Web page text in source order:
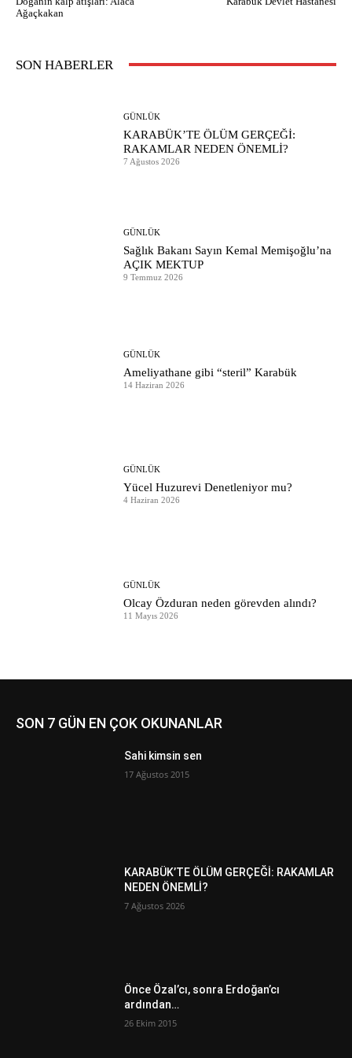
Ağaçkakan
SON HABERLER
GÜNLÜK
KARABÜK’TE ÖLÜM GERÇEĞİ:
RAKAMLAR NEDEN ÖNEMLİ?
7 Ağustos 2026
GÜNLÜK
Sağlık Bakanı Sayın Kemal Memişoğlu’na
AÇIK MEKTUP
9 Temmuz 2026
GÜNLÜK
Ameliyathane gibi “steril” Karabük
14 Haziran 2026
GÜNLÜK
Yücel Huzurevi Denetleniyor mu?
4 Haziran 2026
GÜNLÜK
Olcay Özduran neden görevden alındı?
11 Mayıs 2026
SON 7 GÜN EN ÇOK OKUNANLAR
Sahi kimsin sen
17 Ağustos 2015
KARABÜK’TE ÖLÜM GERÇEĞİ: RAKAMLAR
NEDEN ÖNEMLİ?
7 Ağustos 2026
Önce Özal’cı, sonra Erdoğan’cı
ardından…
26 Ekim 2015